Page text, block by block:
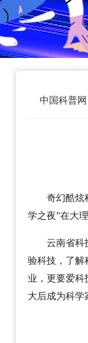
中国科普网
奇幻酷炫
学之夜”在大
云南省科
验科技，了解
业，更要爱科
大后成为科学